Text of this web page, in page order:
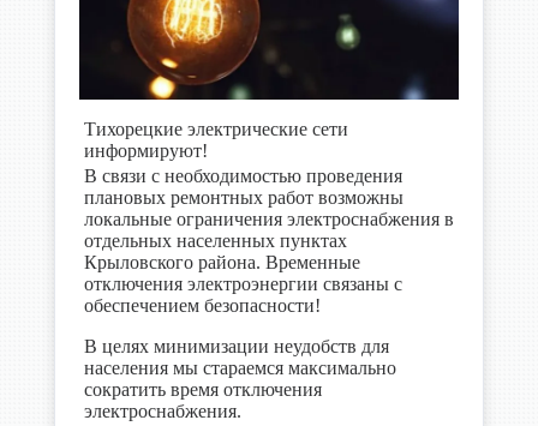
Тихорецкие электрические сети
информируют!
В связи с необходимостью проведения
плановых ремонтных работ возможны
локальные ограничения электроснабжения в
отдельных населенных пунктах
Крыловского района. Временные
отключения электроэнергии связаны с
обеспечением безопасности!
В целях минимизации неудобств для
населения мы стараемся максимально
сократить время отключения
электроснабжения.